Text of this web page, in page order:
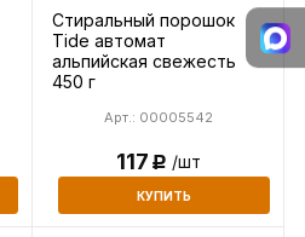
Стиральный порошок
Tide автомат
альпийская свежесть
450 г
Арт.: 00005542
117Р /шт
КУПИТЬ